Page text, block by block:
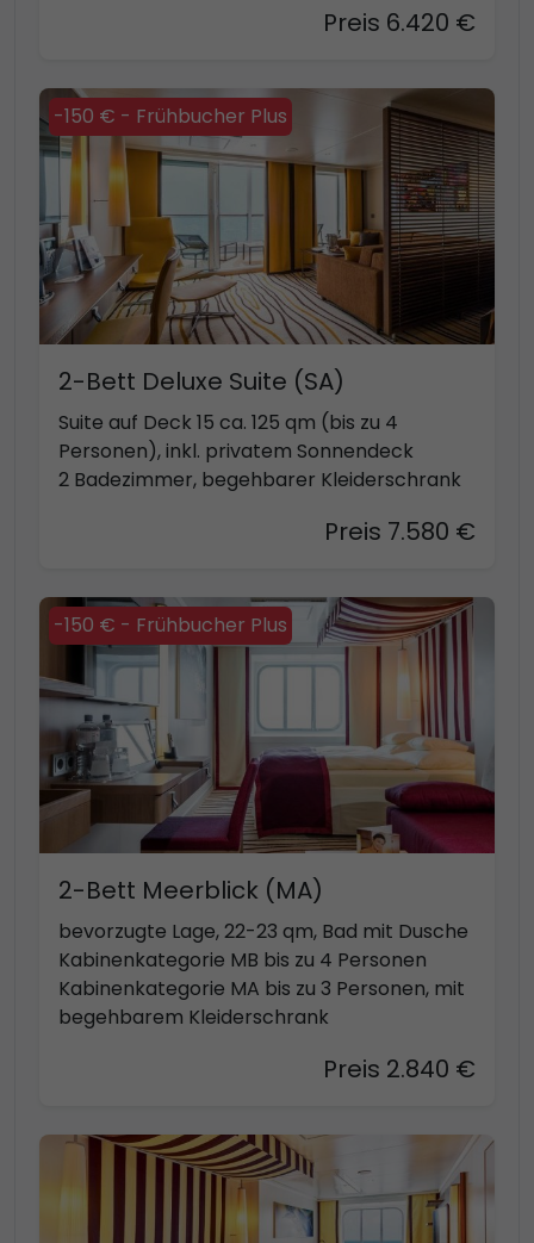
Preis 6.420 €
-150 € - Frühbucher Plus
2-Bett Deluxe Suite (SA)
Suite auf Deck 15 ca. 125 qm (bis zu 4
Personen), inkl. privatem Sonnendeck
2 Badezimmer, begehbarer Kleiderschrank
Preis 7.580 €
-150 € - Frühbucher Plus
2-Bett Meerblick (MA)
bevorzugte Lage, 22-23 qm, Bad mit Dusche
Kabinenkategorie MB bis zu 4 Personen
Kabinenkategorie MA bis zu 3 Personen, mit
begehbarem Kleiderschrank
Preis 2.840 €